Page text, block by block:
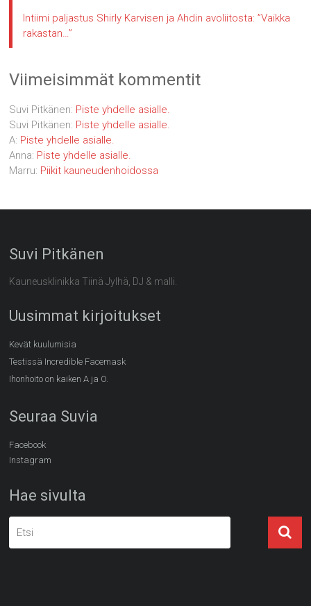
Intiimi paljastus Shirly Karvisen ja Ahdin avoliitosta: ”Vaikka
rakastan…”
Viimeisimmät kommentit
Suvi Pitkänen: Piste yhdelle asialle.
Suvi Pitkänen: Piste yhdelle asialle.
A: Piste yhdelle asialle.
Anna: Piste yhdelle asialle.
Marru: Piikit kauneudenhoidossa
Suvi Pitkänen
Kauneusklinikka Tiinä Jylhä, DJ & malli.
Uusimmat kirjoitukset
Kevät kuulumisia
Testissä Incredible Facemask
Ihonhoito on kaiken A ja O.
Seuraa Suvia
Facebook
Instagram
Hae sivulta